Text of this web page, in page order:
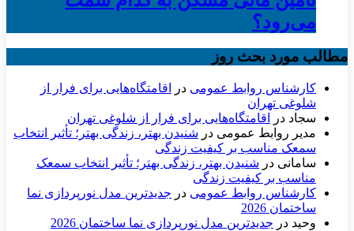
می‌رود؟
مطالب مورد بحث روز
کارشناس روابط عمومی در
اقامتگاه‌هایی برای فرار از
شلوغی تهران
سجاد در
اقامتگاه‌هایی برای فرار از شلوغی تهران
مدیر روابط عمومی در شنیدن بهتر، زندگی بهتر؛ تأثیر انتخاب
سمعک مناسب بر کیفیت زندگی
سامانی در شنیدن بهتر، زندگی بهتر؛ تأثیر انتخاب سمعک
مناسب بر کیفیت زندگی
کارشناس روابط عمومی در جدیدترین مدل نورپردازی نما
ساختمان 2026
وحید در جدیدترین مدل نورپردازی نما ساختمان 2026